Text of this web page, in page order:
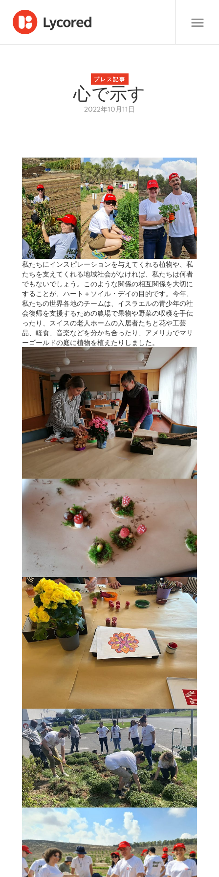
プレス記事
心で示す
2022年10月11日
私たちにインスピレーションを与えてくれる植物や、私
たちを支えてくれる地域社会がなければ、私たちは何者
でもないでしょう。このような関係の相互関係を大切に
することが、ハート＋ソイル・デイの目的です。今年、
私たちの世界各地のチームは、イスラエルの青少年の社
会復帰を支援するための農場で果物や野菜の収穫を手伝
ったり、スイスの老人ホームの入居者たちと花や工芸
品、軽食、音楽などを分かち合ったり、アメリカでマリ
ーゴールドの庭に植物を植えたりしました。